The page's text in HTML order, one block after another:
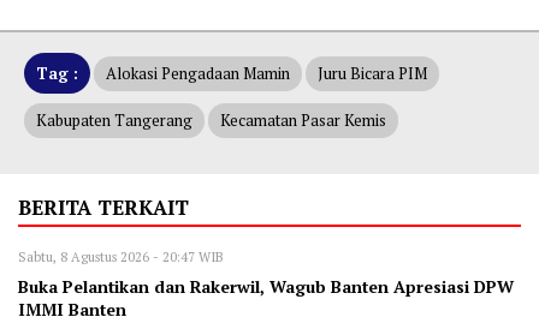
Tag : Alokasi Pengadaan Mamin Juru Bicara PIM
Kabupaten Tangerang Kecamatan Pasar Kemis
BERITA TERKAIT
Sabtu, 8 Agustus 2026 - 20:47 WIB
Buka Pelantikan dan Rakerwil, Wagub Banten Apresiasi DPW
IMMI Banten